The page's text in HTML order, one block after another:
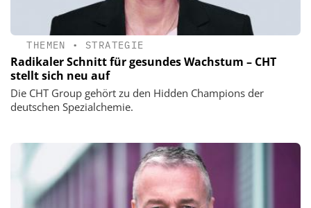
THEMEN • STRATEGIE
Radikaler Schnitt für gesundes Wachstum – CHT
stellt sich neu auf
Die CHT Group gehört zu den Hidden Champions der
deutschen Spezialchemie.